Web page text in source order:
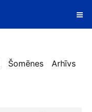
Šomēnes Arhīvs